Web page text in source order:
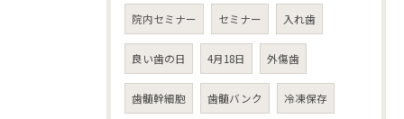
院内セミナー セミナー 入れ歯
良い歯の日 4月18日 外傷歯
歯髄幹細胞 歯髄バンク 冷凍保存